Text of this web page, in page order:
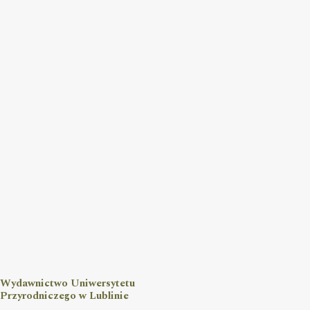
Wydawnictwo Uniwersytetu
Przyrodniczego w Lublinie